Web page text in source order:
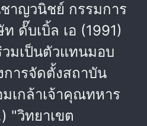
าญวนิชย์ กรรมการ
ดั๊บเบิ้ล เอ (1991)
มเป็นตัวแทนมอบ
การจัดตั้งสถาบัน
เกล้าเจ้าคุณทหาร
"วิทยาเขต